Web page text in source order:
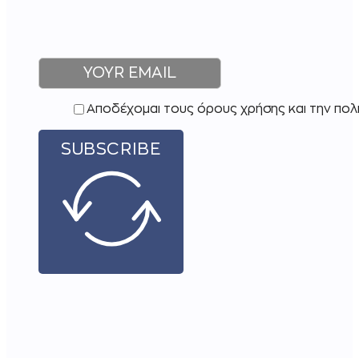
Αποδέχομαι τους όρους χρήσης και την
SUBSCRIBE